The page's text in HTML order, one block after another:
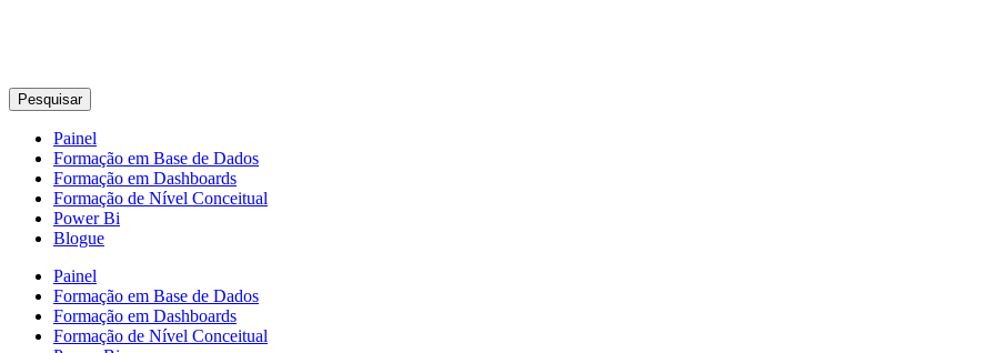
Pesquisar
Painel
Formação em Base de Dados
Formação em Dashboards
Formação de Nível Conceitual
Power Bi
Blogue
Painel
Formação em Base de Dados
Formação em Dashboards
Formação de Nível Conceitual